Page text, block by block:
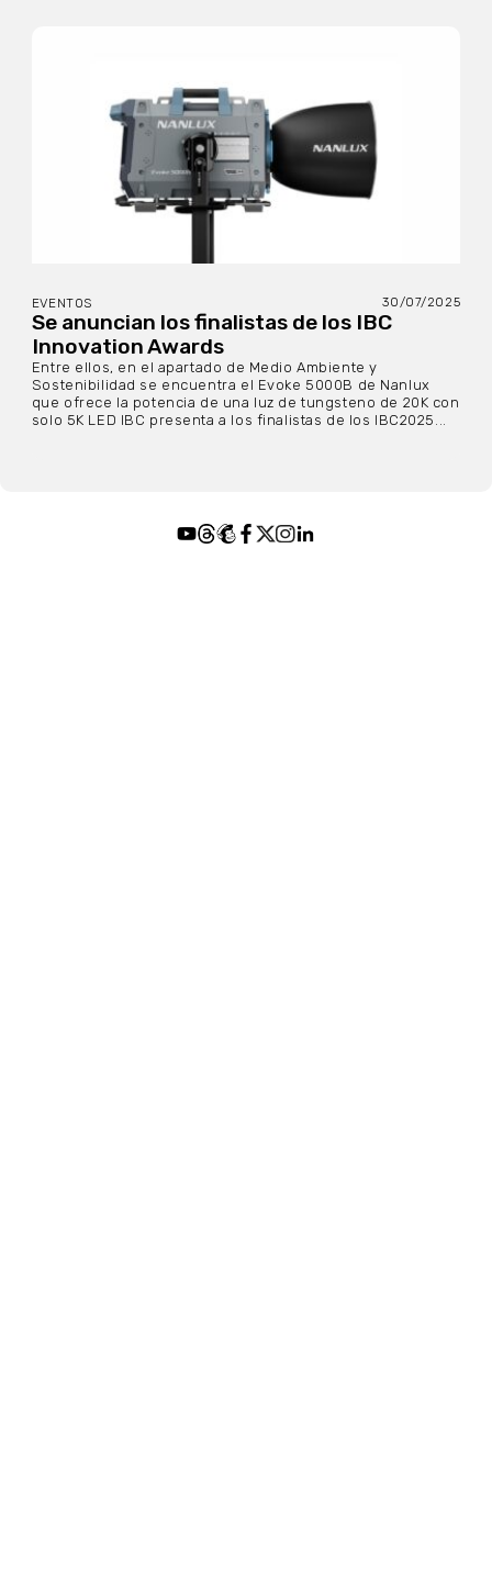
EVENTOS 30/07/2025
Se anuncian los finalistas de los IBC
Innovation Awards
Entre ellos, en el apartado de Medio Ambiente y
Sostenibilidad se encuentra el Evoke 5000B de Nanlux
que ofrece la potencia de una luz de tungsteno de 20K con
solo 5K LED IBC presenta a los finalistas de los IBC2025...